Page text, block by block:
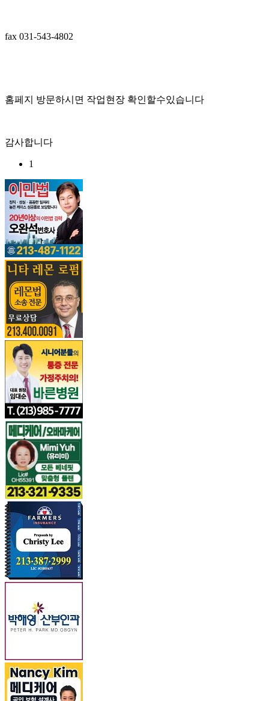
fax 031-543-4802
홈페지 방문하시면 작업현장 확인할수있습니다
감사합니다
1